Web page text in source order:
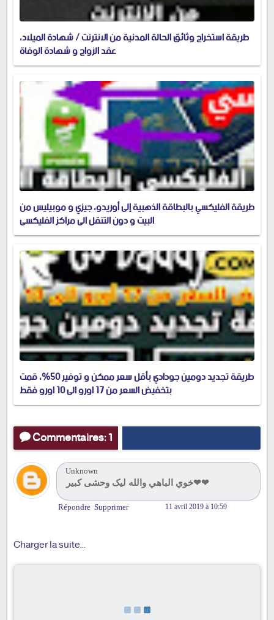
طريقة استخراج وثائق الحالة المدنية من الانترنت / شهادة الميلاد،
عقد الزواج و شهادة الوفاة
طريقة الفليكسي بالبطاقة الذهبية إلى أوريدو، جيزي و موبيليس من
البيت و دون التنقل الى مراكز الفليكسي
طريقة تجديد دومين جودادي بأقل سعر ممكن و توفير 50%، قمت
بتخفيض السعر من 17 اورو الى 10 اورو فقط
Commentaires: 1
Unknown
11 avril 2019 à 10:59
خوي الباهي والله ليک وحشی کبير❤❤
Répondre Supprimer
Charger la suite...